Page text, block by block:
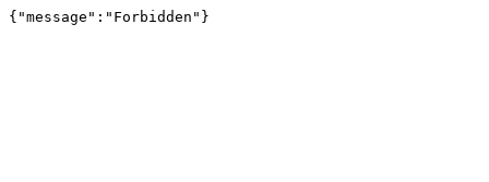
{"message":"Forbidden"}